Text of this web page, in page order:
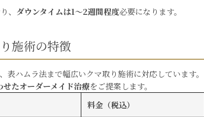
、 ダウンタイムは1〜2週間程度必要になります。
施術の特徴
ハムラ法まで幅広いクマ取り施術に対応しています。
たオーダーメイド治療をご提案します。
料金（税込）